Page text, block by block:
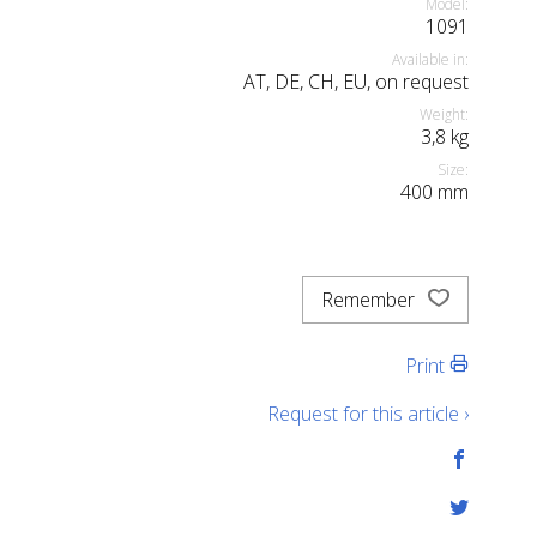
Model:
1091
Available in:
AT, DE, CH, EU, on request
Weight:
3,8 kg
Size:
400 mm
Remember
Print
Request for this article ›